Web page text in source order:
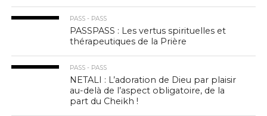
PASS - PASS
PASSPASS : Les vertus spirituelles et
thérapeutiques de la Prière
PASS - PASS
NETALI : L’adoration de Dieu par plaisir
au-delà de l’aspect obligatoire, de la
part du Cheikh !